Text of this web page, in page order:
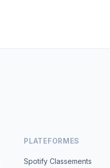
PLATEFORMES
Spotify Classements